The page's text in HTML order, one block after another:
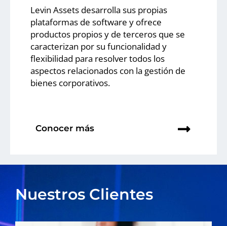
Levin Assets desarrolla sus propias
plataformas de software y ofrece
productos propios y de terceros que se
caracterizan por su funcionalidad y
flexibilidad para resolver todos los
aspectos relacionados con la gestión de
bienes corporativos.
Conocer más
Nuestros Clientes